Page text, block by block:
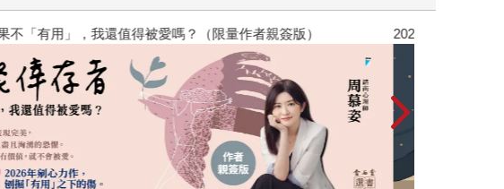
果不「有用」，我還值得被愛嗎？（限量作者親簽版） 2026年8月金石